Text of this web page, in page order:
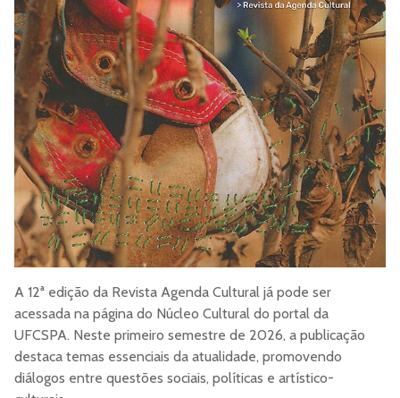
A 12ª edição da Revista Agenda Cultural já pode ser
acessada na página do Núcleo Cultural do portal da
UFCSPA. Neste primeiro semestre de 2026, a publicação
destaca temas essenciais da atualidade, promovendo
diálogos entre questões sociais, políticas e artístico-